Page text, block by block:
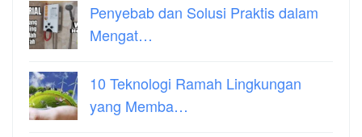
Penyebab dan Solusi Praktis dalam
Mengat…
10 Teknologi Ramah Lingkungan
yang Memba…